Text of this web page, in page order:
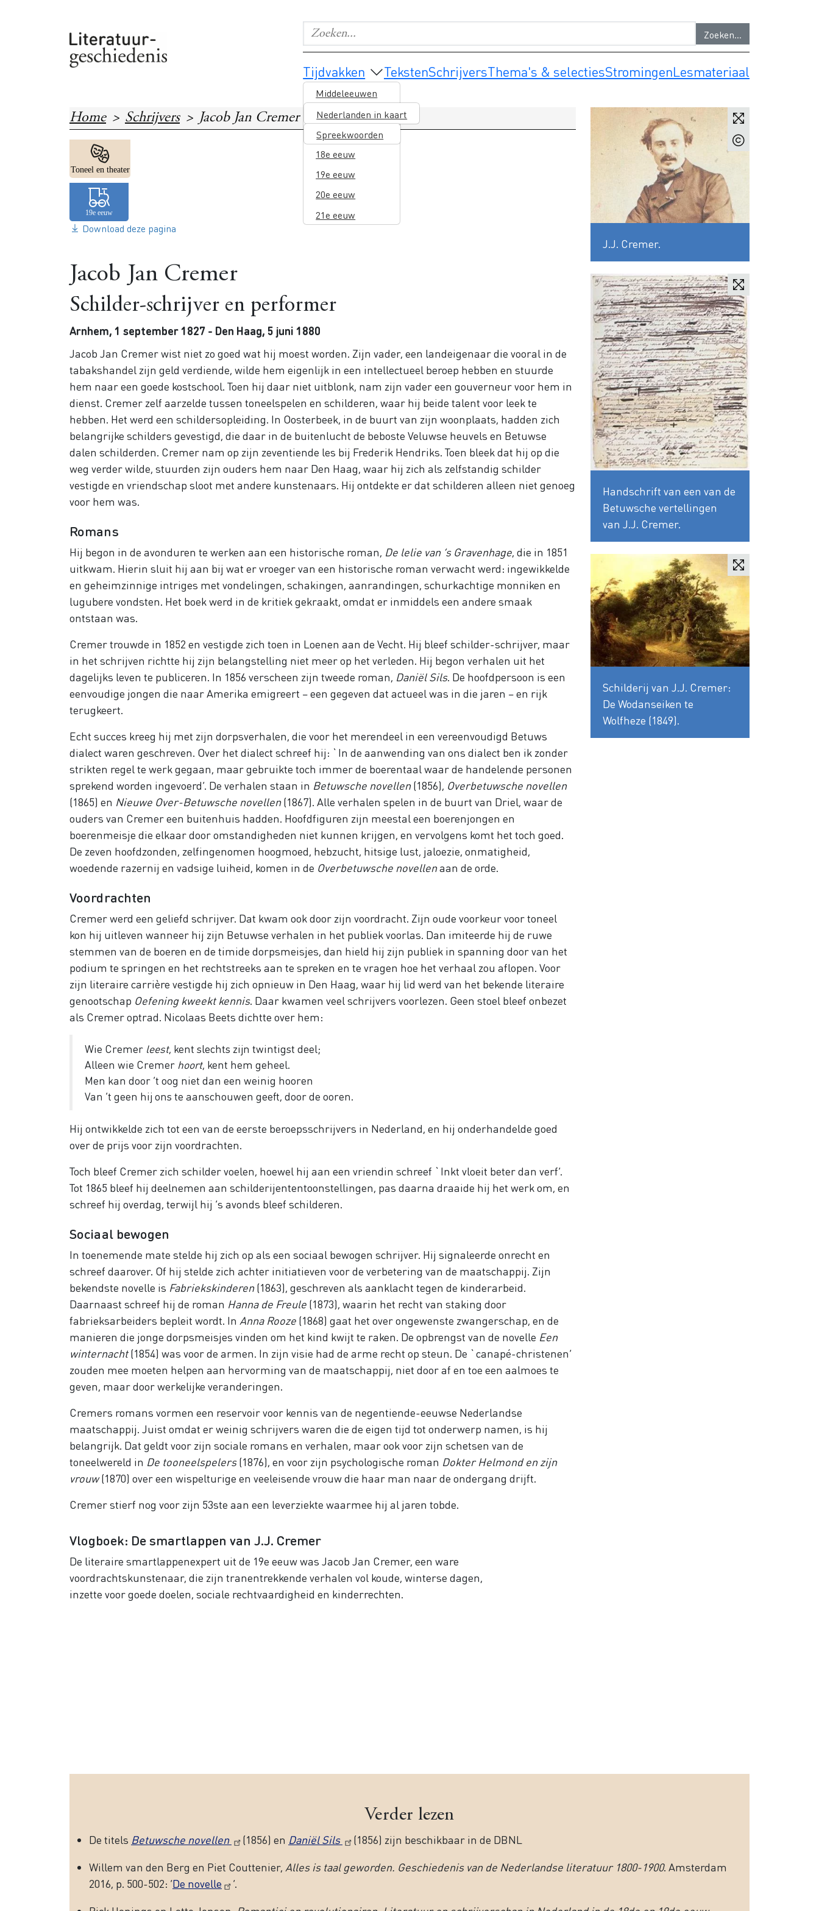
Zoeken...
Geef de woorden op waar je naar wilt zoeken.
Main navigation
Tijdvakken
Middeleeuwen
Nederlanden in kaart
16e eeuw
Spreekwoorden
17e eeuw
18e eeuw
19e eeuw
20e eeuw
21e eeuw
TekstenSchrijversThema's & selectiesStromingenLesmateriaal
Home Schrijvers Jacob Jan Cremer
Image
Toneel en theater
Download deze pagina
Jacob Jan Cremer
Schilder-schrijver en performer
Arnhem, 1 september 1827 - Den Haag, 5 juni 1880
Jacob Jan Cremer wist niet zo goed wat hij moest worden. Zijn vader, een landeigenaar die vooral in de
tabakshandel zijn geld verdiende, wilde hem eigenlijk in een intellectueel beroep hebben en stuurde
hem naar een goede kostschool. Toen hij daar niet uitblonk, nam zijn vader een gouverneur voor hem in
dienst. Cremer zelf aarzelde tussen toneelspelen en schilderen, waar hij beide talent voor leek te
hebben. Het werd een schildersopleiding. In Oosterbeek, in de buurt van zijn woonplaats, hadden zich
belangrijke schilders gevestigd, die daar in de buitenlucht de beboste Veluwse heuvels en Betuwse
dalen schilderden. Cremer nam op zijn zeventiende les bij Frederik Hendriks. Toen bleek dat hij op die
weg verder wilde, stuurden zijn ouders hem naar Den Haag, waar hij zich als zelfstandig schilder
vestigde en vriendschap sloot met andere kunstenaars. Hij ontdekte er dat schilderen alleen niet genoeg
voor hem was.
Romans
Hij begon in de avonduren te werken aan een historische roman, De lelie van ’s Gravenhage, die in 1851
uitkwam. Hierin sluit hij aan bij wat er vroeger van een historische roman verwacht werd: ingewikkelde
en geheimzinnige intriges met vondelingen, schakingen, aanrandingen, schurkachtige monniken en
lugubere vondsten. Het boek werd in de kritiek gekraakt, omdat er inmiddels een andere smaak
ontstaan was.
Cremer trouwde in 1852 en vestigde zich toen in Loenen aan de Vecht. Hij bleef schilder-schrijver, maar
in het schrijven richtte hij zijn belangstelling niet meer op het verleden. Hij begon verhalen uit het
dagelijks leven te publiceren. In 1856 verscheen zijn tweede roman, Daniël Sils. De hoofdpersoon is een
eenvoudige jongen die naar Amerika emigreert – een gegeven dat actueel was in die jaren – en rijk
terugkeert.
Echt succes kreeg hij met zijn dorpsverhalen, die voor het merendeel in een vereenvoudigd Betuws
dialect waren geschreven. Over het dialect schreef hij: `In de aanwending van ons dialect ben ik zonder
strikten regel te werk gegaan, maar gebruikte toch immer de boerentaal waar de handelende personen
sprekend worden ingevoerd’. De verhalen staan in Betuwsche novellen(1856), Overbetuwsche novellen
(1865) en Nieuwe Over-Betuwsche novellen(1867). Alle verhalen spelen in de buurt van Driel, waar de
ouders van Cremer een buitenhuis hadden. Hoofdfiguren zijn meestal een boerenjongen en
boerenmeisje die elkaar door omstandigheden niet kunnen krijgen, en vervolgens komt het toch goed.
De zeven hoofdzonden, zelfingenomen hoogmoed, hebzucht, hitsige lust, jaloezie, onmatigheid,
woedende razernij en vadsige luiheid, komen in de Overbetuwsche novellenaan de orde.
Voordrachten
Cremer werd een geliefd schrijver. Dat kwam ook door zijn voordracht. Zijn oude voorkeur voor toneel
kon hij uitleven wanneer hij zijn Betuwse verhalen in het publiek voorlas. Dan imiteerde hij de ruwe
stemmen van de boeren en de timide dorpsmeisjes, dan hield hij zijn publiek in spanning door van het
podium te springen en het rechtstreeks aan te spreken en te vragen hoe het verhaal zou aflopen. Voor
zijn literaire carrière vestigde hij zich opnieuw in Den Haag, waar hij lid werd van het bekende literaire
genootschap Oefening kweekt kennis. Daar kwamen veel schrijvers voorlezen. Geen stoel bleef onbezet
als Cremer optrad. Nicolaas Beets dichtte over hem:
Wie Cremer leest, kent slechts zijn twintigst deel;
Alleen wie Cremer hoort, kent hem geheel.
Men kan door ’t oog niet dan een weinig hooren
Van ’t geen hij ons te aanschouwen geeft, door de ooren.
Hij ontwikkelde zich tot een van de eerste beroepsschrijvers in Nederland, en hij onderhandelde goed
over de prijs voor zijn voordrachten.
Toch bleef Cremer zich schilder voelen, hoewel hij aan een vriendin schreef `Inkt vloeit beter dan verf’.
Tot 1865 bleef hij deelnemen aan schilderijententoonstellingen, pas daarna draaide hij het werk om, en
schreef hij overdag, terwijl hij ’s avonds bleef schilderen.
Sociaal bewogen
In toenemende mate stelde hij zich op als een sociaal bewogen schrijver. Hij signaleerde onrecht en
schreef daarover. Of hij stelde zich achter initiatieven voor de verbetering van de maatschappij. Zijn
bekendste novelle is Fabriekskinderen(1863), geschreven als aanklacht tegen de kinderarbeid.
Daarnaast schreef hij de roman Hanna de Freule (1873), waarin het recht van staking door
fabrieksarbeiders bepleit wordt. In Anna Rooze (1868) gaat het over ongewenste zwangerschap, en de
manieren die jonge dorpsmeisjes vinden om het kind kwijt te raken. De opbrengst van de novelle Een
winternacht(1854) was voor de armen. In zijn visie had de arme recht op steun. De `canapé-christenen’
zouden mee moeten helpen aan hervorming van de maatschappij, niet door af en toe een aalmoes te
geven, maar door werkelijke veranderingen.
Cremers romans vormen een reservoir voor kennis van de negentiende-eeuwse Nederlandse
maatschappij. Juist omdat er weinig schrijvers waren die de eigen tijd tot onderwerp namen, is hij
belangrijk. Dat geldt voor zijn sociale romans en verhalen, maar ook voor zijn schetsen van de
toneelwereld in De tooneelspelers(1876), en voor zijn psychologische roman Dokter Helmond en zijn
vrouw(1870) over een wispelturige en veeleisende vrouw die haar man naar de ondergang drijft.
Cremer stierf nog voor zijn 53ste aan een leverziekte waarmee hij al jaren tobde.
Vlogboek: De smartlappen van J.J. Cremer
De literaire smartlappenexpert uit de 19e eeuw was Jacob Jan Cremer, een ware
voordrachtskunstenaar, die zijn tranentrekkende verhalen vol koude, winterse dagen,
inzette voor goede doelen, sociale rechtvaardigheid en kinderrechten.
J.J. Cremer.
Handschrift van een van de
Betuwsche vertellingen
van J.J. Cremer.
Schilderij van J.J. Cremer:
De Wodanseiken te
Wolfheze (1849).
Verder lezen
De titels Betuwsche novellen (1856) en Daniël Sils
(1856) zijn beschikbaar in de DBNL
Willem van den Berg en Piet Couttenier, Alles is taal geworden. Geschiedenis van de Nederlandse literatuur 1800-1900. Amsterdam
2016, p. 500-502: ‘De novelle
’.